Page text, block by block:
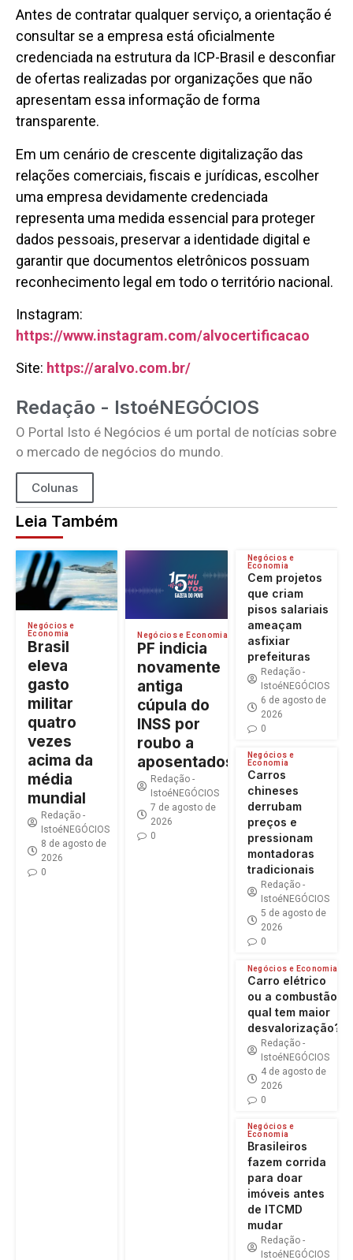
Antes de contratar qualquer serviço, a orientação é
consultar se a empresa está oficialmente
credenciada na estrutura da ICP-Brasil e desconfiar
de ofertas realizadas por organizações que não
apresentam essa informação de forma
transparente.
Em um cenário de crescente digitalização das
relações comerciais, fiscais e jurídicas, escolher
uma empresa devidamente credenciada
representa uma medida essencial para proteger
dados pessoais, preservar a identidade digital e
garantir que documentos eletrônicos possuam
reconhecimento legal em todo o território nacional.
Instagram:
https://www.instagram.com/alvocertificacao
Site: https://aralvo.com.br/
Redação - IstoéNEGÓCIOS
O Portal Isto é Negócios é um portal de notícias sobre
o mercado de negócios do mundo.
Colunas
Leia Também
Negócios e
Economia
Brasil
eleva
gasto
militar
quatro
vezes
acima da
média
mundial
Redação -
IstoéNEGÓCIOS
8 de agosto de
2026
0
Negócios e Economia
PF indicia
novamente
antiga
cúpula do
INSS por
roubo a
aposentados
Redação -
IstoéNEGÓCIOS
7 de agosto de
2026
0
Negócios e
Economia
Cem projetos
que criam
pisos salariais
ameaçam
asfixiar
prefeituras
Redação -
IstoéNEGÓCIOS
6 de agosto de
2026
0
Negócios e
Economia
Carros
chineses
derrubam
preços e
pressionam
montadoras
tradicionais
Redação -
IstoéNEGÓCIOS
5 de agosto de
2026
0
Negócios e Economia
Carro elétrico
ou a combustão:
qual tem maior
desvalorização?
Redação -
IstoéNEGÓCIOS
4 de agosto de
2026
0
Negócios e
Economia
Brasileiros
fazem corrida
para doar
imóveis antes
de ITCMD
mudar
Redação -
IstoéNEGÓCIOS